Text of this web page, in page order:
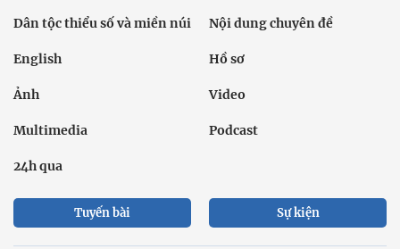
Dân tộc thiểu số và miền núi Nội dung chuyên đề
English Hồ sơ
Ảnh Video
Multimedia Podcast
24h qua
Tuyến bài Sự kiện